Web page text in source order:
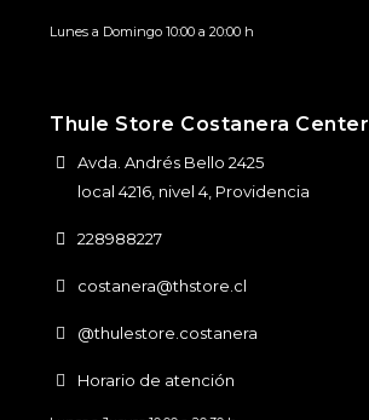
Lunes a Domingo 10:00 a 20:00 h
Thule Store Costanera Center
Avda. Andrés Bello 2425
local 4216, nivel 4, Providencia
228988227
costanera@thstore.cl
@thulestore.costanera
Horario de atención